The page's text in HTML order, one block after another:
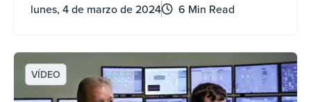
adquiridos en la planta para resolver un reto
lunes, 4 de marzo de 2024 6 Min Read
VÍDEO